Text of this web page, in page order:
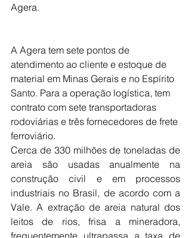
Agera.
A Agera tem sete pontos de
atendimento ao cliente e estoque de
material em Minas Gerais e no Espírito
Santo. Para a operação logística, tem
contrato com sete transportadoras
rodoviárias e três fornecedores de frete
ferroviário.
Cerca de 330 milhões de toneladas de
areia são usadas anualmente na
construção civil e em processos
industriais no Brasil, de acordo com a
Vale. A extração de areia natural dos
leitos de rios, frisa a mineradora,
frequentemente ultrapassa a taxa de